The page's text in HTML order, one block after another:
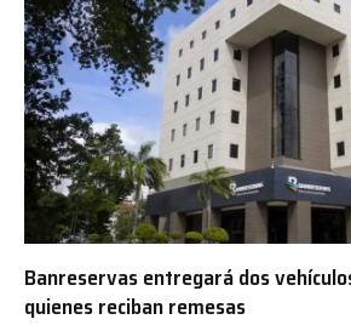
Banreservas entregará dos
quienes reciban remesas